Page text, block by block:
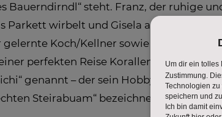
Bauerndirndl“ steht. Franz, der ruhige
Parkett wirbelt und Gisela an seinem
gelernte Koch/Kellner sowie
perfekten Reise Korallenriffe und
genannt – der sein Hobby, das
Steirabuam“ bezeichnet.